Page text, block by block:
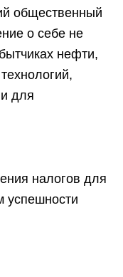
общественный
о себе не
нефти,
для
налогов для
успешности